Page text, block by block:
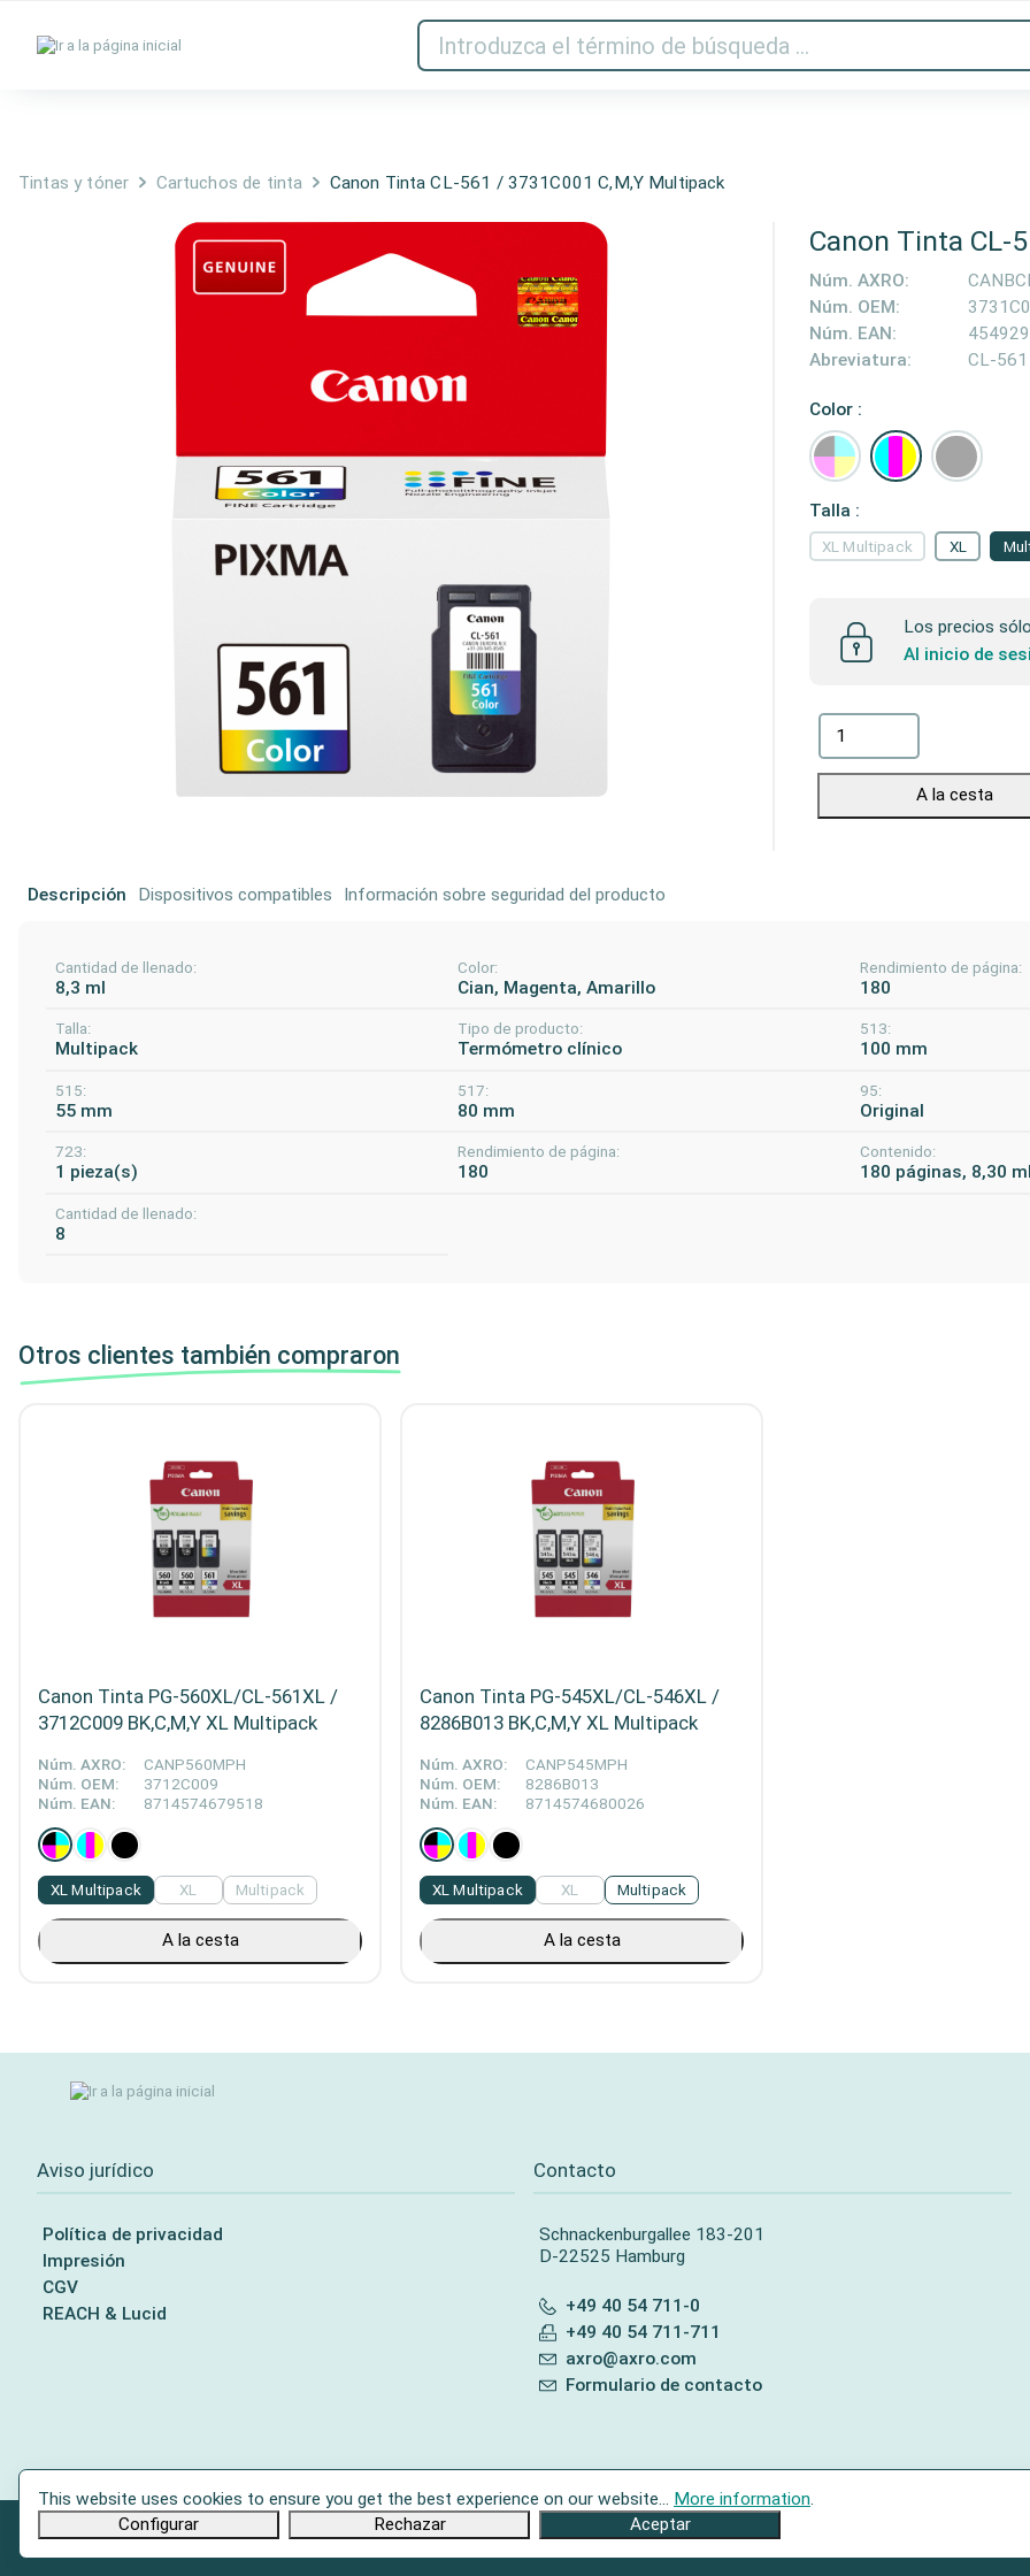
Red Audio y vídeo Impresora y escáner
Tintas y tóner Cartuchos de tinta Canon Tinta CL-561 / 3731C001 C,M,Y Multipack
Canon Tinta CL-
Núm. AXRO:
Núm. OEM:
Núm. EAN:
Abreviatura:
CL-561
Color :
Talla :
XL
XL Multipack
Los precios
Al inicio de
A la cesta
Descripción Dispositivos compatibles Información sobre seguridad del producto
Cantidad de llenado:
8,3 ml
Color:
Cian, Magenta, Amarillo
Rendimiento de página:
180
Talla:
Multipack
Tipo de producto:
Termómetro clínico
513:
100 mm
515:
55 mm
517:
80 mm
95:
Original
723:
1 pieza(s)
Rendimiento de página:
180
Contenido:
180 páginas, 8,30
Cantidad de llenado:
8
Otros clientes también compraron
Canon Tinta PG-560XL/CL-561XL /
3712C009 BK,C,M,Y XL Multipack
Núm. AXRO:
CANP560MPH
Núm. OEM:
3712C009
Núm. EAN:
8714574679518
XL
XL Multipack Multipack
A la cesta
Canon Tinta PG-545XL/CL-546XL /
8286B013 BK,C,M,Y XL Multipack
Núm. AXRO:
CANP545MPH
Núm. OEM:
8286B013
Núm. EAN:
8714574680026
Multipack
XL
XL Multipack
A la cesta
Aviso jurídico
Política de privacidad
Impresión
CGV
REACH & Lucid
Contacto
Schnackenburgallee 183-201
D-22525 Hamburg
+49 40 54 711-0
+49 40 54 711-711
axro@axro.com
Formulario de contacto
This website uses cookies to ensure you get the best experience on our website... More information.
Configurar
Rechazar Aceptar